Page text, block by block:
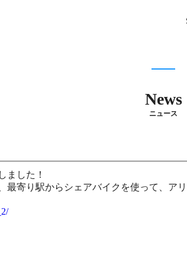
News
ニュース
ました！
寄り駅からシェアバイクを使って、ア